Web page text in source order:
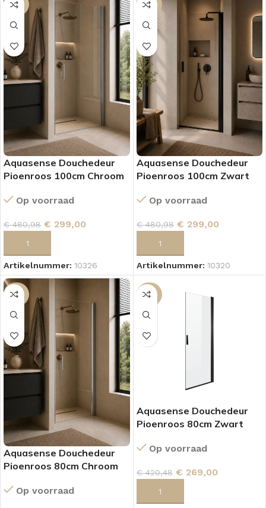
-38%
Aquasense Douchedeur
Pioenroos 100cm Chroom
Op voorraad
€480,98 € 299,00
Artikelnummer: 10326
-38%
Aquasense Douchedeur
Pioenroos 100cm Zwart
Op voorraad
€480,98 € 299,00
Artikelnummer: 10320
-36%
Aquasense Douchedeur
Pioenroos 80cm Chroom
Op voorraad
-36%
Aquasense Douchedeur
Pioenroos 80cm Zwart
Op voorraad
€420,48 € 269,00